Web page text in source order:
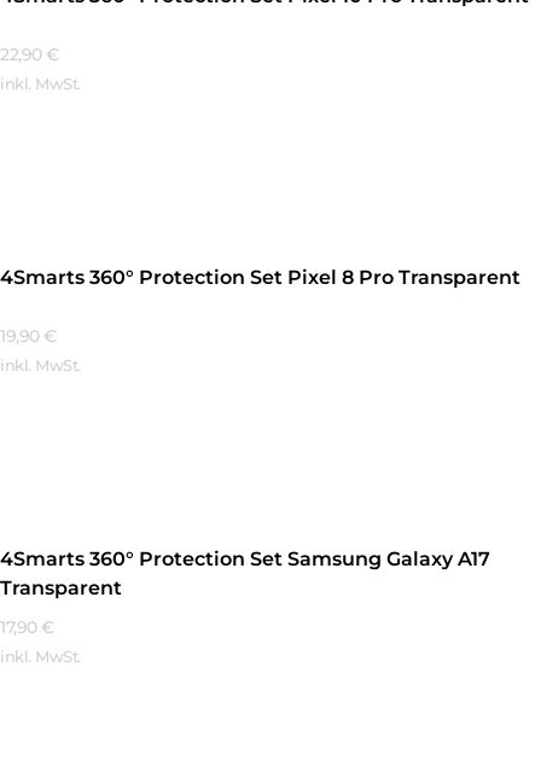
22,90 €
inkl. MwSt.
4Smarts 360° Protection Set Pixel 8 Pro Transparent
19,90 €
inkl. MwSt.
4Smarts 360° Protection Set Samsung Galaxy A17
Transparent
17,90 €
inkl. MwSt.